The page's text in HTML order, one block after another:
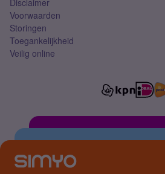
Disclaimer
Voorwaarden
Storingen
Toegankelijkheid
Veilig online